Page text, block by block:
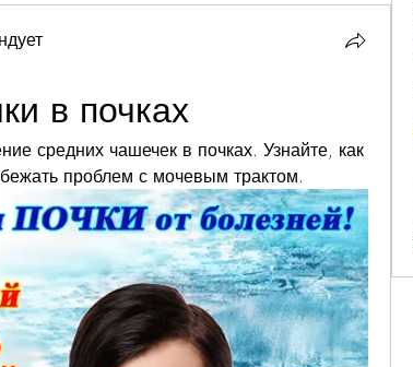
в почках
средних чашечек в почках. Узнайте, как
проблем с мочевым трактом.